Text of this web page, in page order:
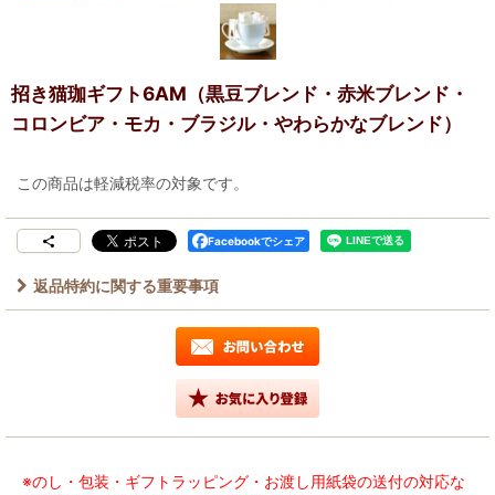
招き猫珈ギフト6AM（黒豆ブレンド・赤米ブレンド・
コロンビア・モカ・ブラジル・やわらかなブレンド）
この商品は軽減税率の対象です。
Facebookでシェア
返品特約に関する重要事項
※のし・包装・ギフトラッピング・お渡し用紙袋の送付の対応な